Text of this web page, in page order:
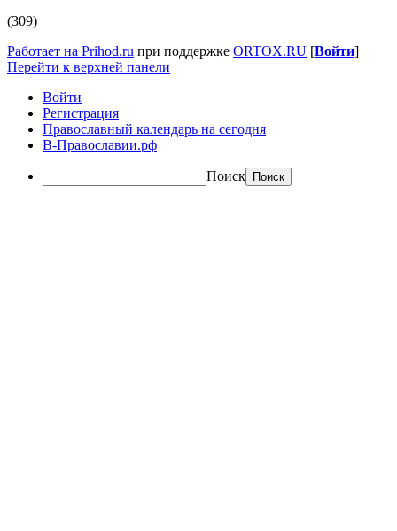
(309)
Работает на Prihod.ru при поддержке ORTOX.RU [Войти]
Перейти к верхней панели
Войти
Регистрация
Православный календарь на сегодня
В-Православии.рф
Поиск